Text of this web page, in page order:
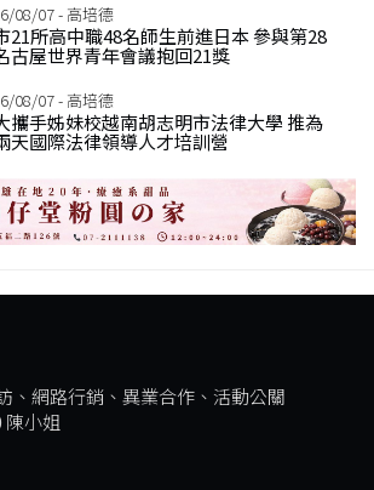
08/07 - 高培德
21所高中職48名師生前進日本 參與第28
古屋世界青年會議抱回21獎
08/07 - 高培德
攜手姊妹校越南胡志明市法律大學 推為
天國際法律領導人才培訓營
、網路行銷、異業合作、活動公關
陳小姐